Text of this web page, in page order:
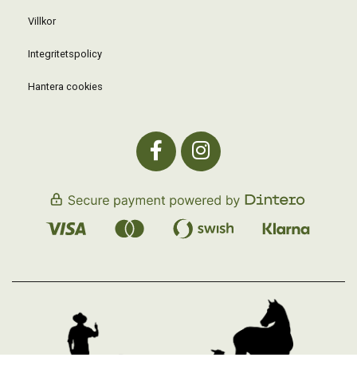
Villkor
Integritetspolicy
Hantera cookies